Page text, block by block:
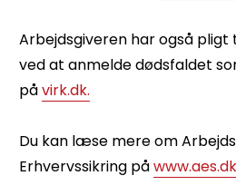
Arbejdsgiveren har også
ved at anmelde dødsfaldet
påvirk.dk.
Du kan læse mere om
Erhvervssikring påwww.aes.dk